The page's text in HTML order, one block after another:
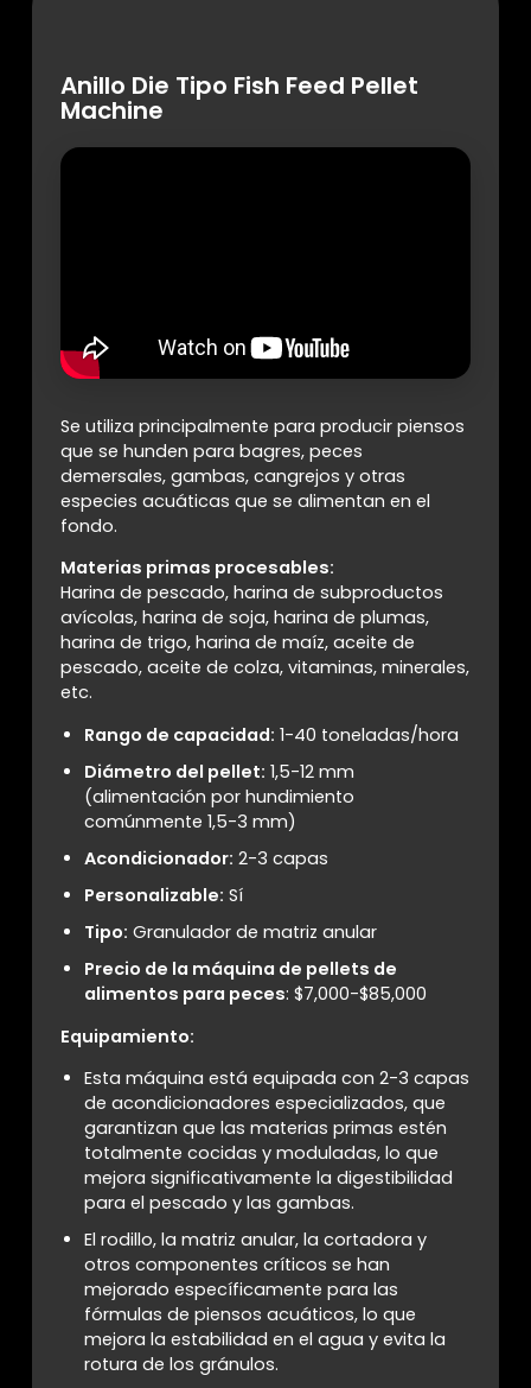
Anillo Die Tipo Fish Feed Pellet
Machine
Se utiliza principalmente para producir piensos
que se hunden para bagres, peces
demersales, gambas, cangrejos y otras
especies acuáticas que se alimentan en el
fondo.
Materias primas procesables:
Harina de pescado, harina de subproductos
avícolas, harina de soja, harina de plumas,
harina de trigo, harina de maíz, aceite de
pescado, aceite de colza, vitaminas, minerales,
etc.
Rango de capacidad: 1-40 toneladas/hora
Diámetro del pellet: 1,5-12 mm
(alimentación por hundimiento
comúnmente 1,5-3 mm)
Acondicionador: 2-3 capas
Personalizable: Sí
Tipo: Granulador de matriz anular
Precio de la máquina de pellets de
alimentos para peces: $7,000-$85,000
Equipamiento:
Esta máquina está equipada con 2-3 capas
de acondicionadores especializados, que
garantizan que las materias primas estén
totalmente cocidas y moduladas, lo que
mejora significativamente la digestibilidad
para el pescado y las gambas.
El rodillo, la matriz anular, la cortadora y
otros componentes críticos se han
mejorado específicamente para las
fórmulas de piensos acuáticos, lo que
mejora la estabilidad en el agua y evita la
rotura de los gránulos.